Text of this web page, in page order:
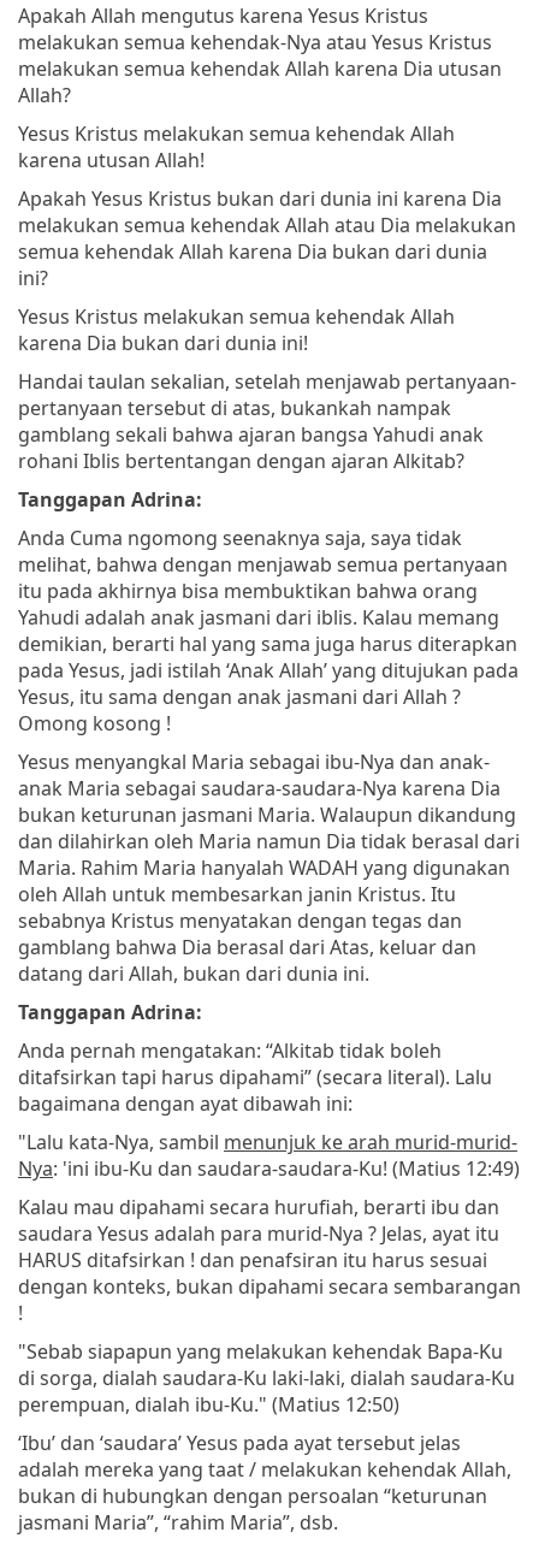
Apakah Allah mengutus karena Yesus Kristus
melakukan semua kehendak-Nya atau Yesus Kristus
melakukan semua kehendak Allah karena Dia utusan
Allah?
Yesus Kristus melakukan semua kehendak Allah
karena utusan Allah!
Apakah Yesus Kristus bukan dari dunia ini karena Dia
melakukan semua kehendak Allah atau Dia melakukan
semua kehendak Allah karena Dia bukan dari dunia
ini?
Yesus Kristus melakukan semua kehendak Allah
karena Dia bukan dari dunia ini!
Handai taulan sekalian, setelah menjawab pertanyaan-
pertanyaan tersebut di atas, bukankah nampak
gamblang sekali bahwa ajaran bangsa Yahudi anak
rohani Iblis bertentangan dengan ajaran Alkitab?
Tanggapan Adrina:
Anda Cuma ngomong seenaknya saja, saya tidak
melihat, bahwa dengan menjawab semua pertanyaan
itu pada akhirnya bisa membuktikan bahwa orang
Yahudi adalah anak jasmani dari iblis. Kalau memang
demikian, berarti hal yang sama juga harus diterapkan
pada Yesus, jadi istilah ‘Anak Allah’ yang ditujukan pada
Yesus, itu sama dengan anak jasmani dari Allah ?
Omong kosong !
Yesus menyangkal Maria sebagai ibu-Nya dan anak-
anak Maria sebagai saudara-saudara-Nya karena Dia
bukan keturunan jasmani Maria. Walaupun dikandung
dan dilahirkan oleh Maria namun Dia tidak berasal dari
Maria. Rahim Maria hanyalah WADAH yang digunakan
oleh Allah untuk membesarkan janin Kristus. Itu
sebabnya Kristus menyatakan dengan tegas dan
gamblang bahwa Dia berasal dari Atas, keluar dan
datang dari Allah, bukan dari dunia ini.
Tanggapan Adrina:
Anda pernah mengatakan: “Alkitab tidak boleh
ditafsirkan tapi harus dipahami” (secara literal). Lalu
bagaimana dengan ayat dibawah ini:
"Lalu kata-Nya, sambil menunjuk ke arah murid-murid-
Nya: 'ini ibu-Ku dan saudara-saudara-Ku! (Matius 12:49)
Kalau mau dipahami secara hurufiah, berarti ibu dan
saudara Yesus adalah para murid-Nya ? Jelas, ayat itu
HARUS ditafsirkan ! dan penafsiran itu harus sesuai
dengan konteks, bukan dipahami secara sembarangan
!
"Sebab siapapun yang melakukan kehendak Bapa-Ku
di sorga, dialah saudara-Ku laki-laki, dialah saudara-Ku
perempuan, dialah ibu-Ku." (Matius 12:50)
‘Ibu’ dan ‘saudara’ Yesus pada ayat tersebut jelas
adalah mereka yang taat / melakukan kehendak Allah,
bukan di hubungkan dengan persoalan “keturunan
jasmani Maria”, “rahim Maria”, dsb.